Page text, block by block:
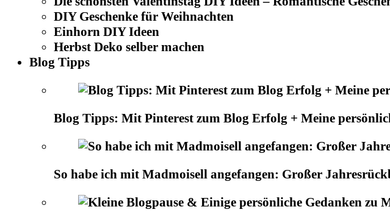
DIY Geschenke für Weihnachten
Einhorn DIY Ideen
Herbst Deko selber machen
Blog Tipps
Blog Tipps: Mit Pinterest zum Blog Erfolg + Meine
So habe ich mit Madmoisell angefangen: Großer